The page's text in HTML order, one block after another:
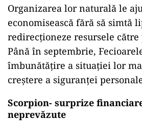
Organizarea lor naturală le
economisească fără să simtă
redirecționeze resursele
Până în septembrie,
îmbunătățire a situației lor
creștere a siguranței
Scorpion- surprize
neprevăzute